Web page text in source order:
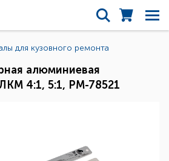
для кузовного ремонта
алюминиевая
4:1, 5:1, РМ-78521